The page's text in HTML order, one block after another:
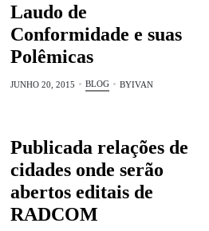
Laudo de
Conformidade e suas
Polêmicas
JUNHO 20, 2015 BLOG BYIVAN
Publicada relações de
cidades onde serão
abertos editais de
RADCOM